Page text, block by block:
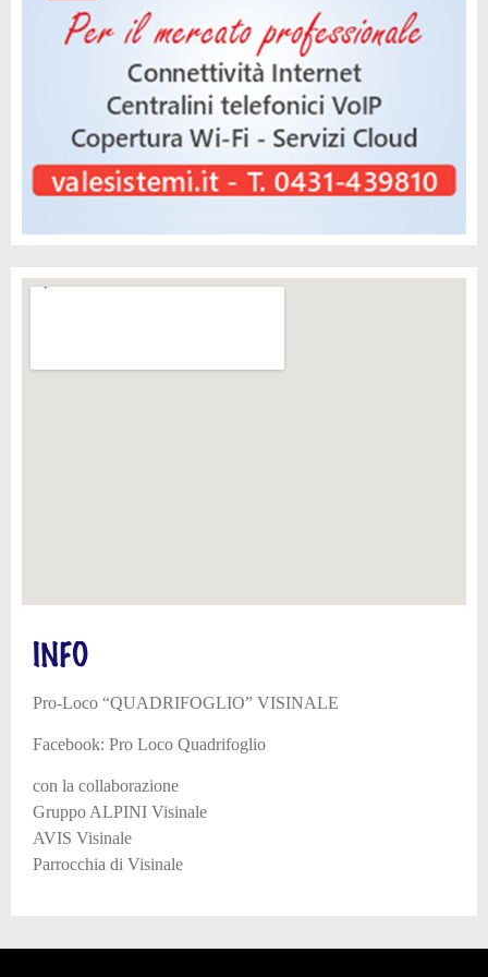
INFO
Pro-Loco “QUADRIFOGLIO” VISINALE
Facebook: Pro Loco Quadrifoglio
con la collaborazione
Gruppo ALPINI Visinale
AVIS Visinale
Parrocchia di Visinale